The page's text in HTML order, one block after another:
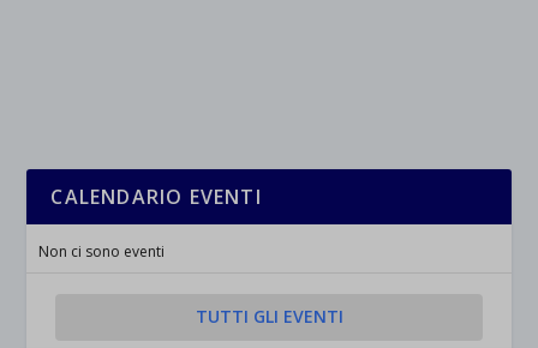
CALENDARIO EVENTI
Non ci sono eventi
TUTTI GLI EVENTI